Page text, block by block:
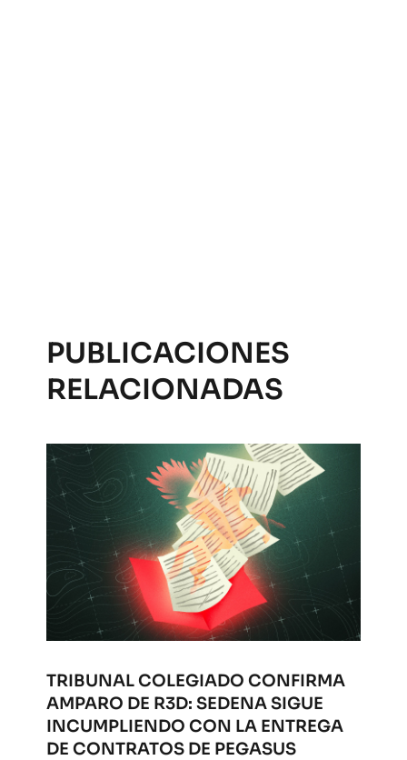
PUBLICACIONES
RELACIONADAS
TRIBUNAL COLEGIADO CONFIRMA
AMPARO DE R3D: SEDENA SIGUE
INCUMPLIENDO CON LA ENTREGA
DE CONTRATOS DE PEGASUS